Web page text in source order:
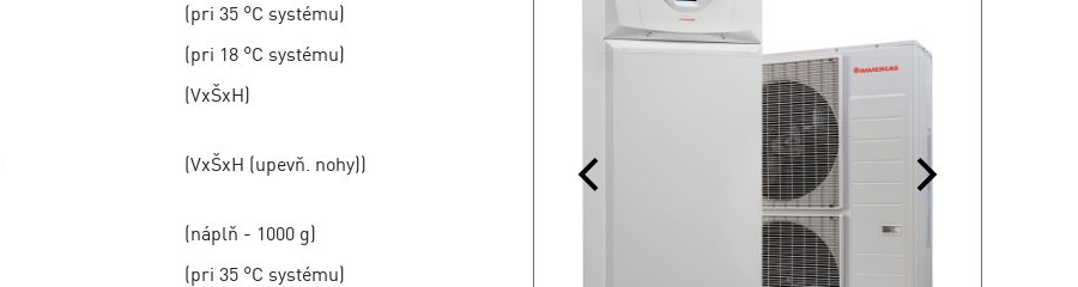
(pri 35 °C systému)
(pri 18 °C systému)
(VxŠxH)
(VxŠxH (upevň. nohy))
(náplň - 1000 g)
(pri 35 °C systému)